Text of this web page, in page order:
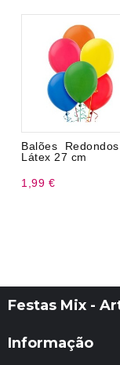
Balões
Látex 27 cm
1,99 €
Festas Mix -
Informação